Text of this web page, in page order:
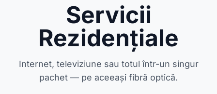
Servicii
Rezidențiale
Internet, televiziune sau totul într-un singur
pachet — pe aceeași fibră optică.